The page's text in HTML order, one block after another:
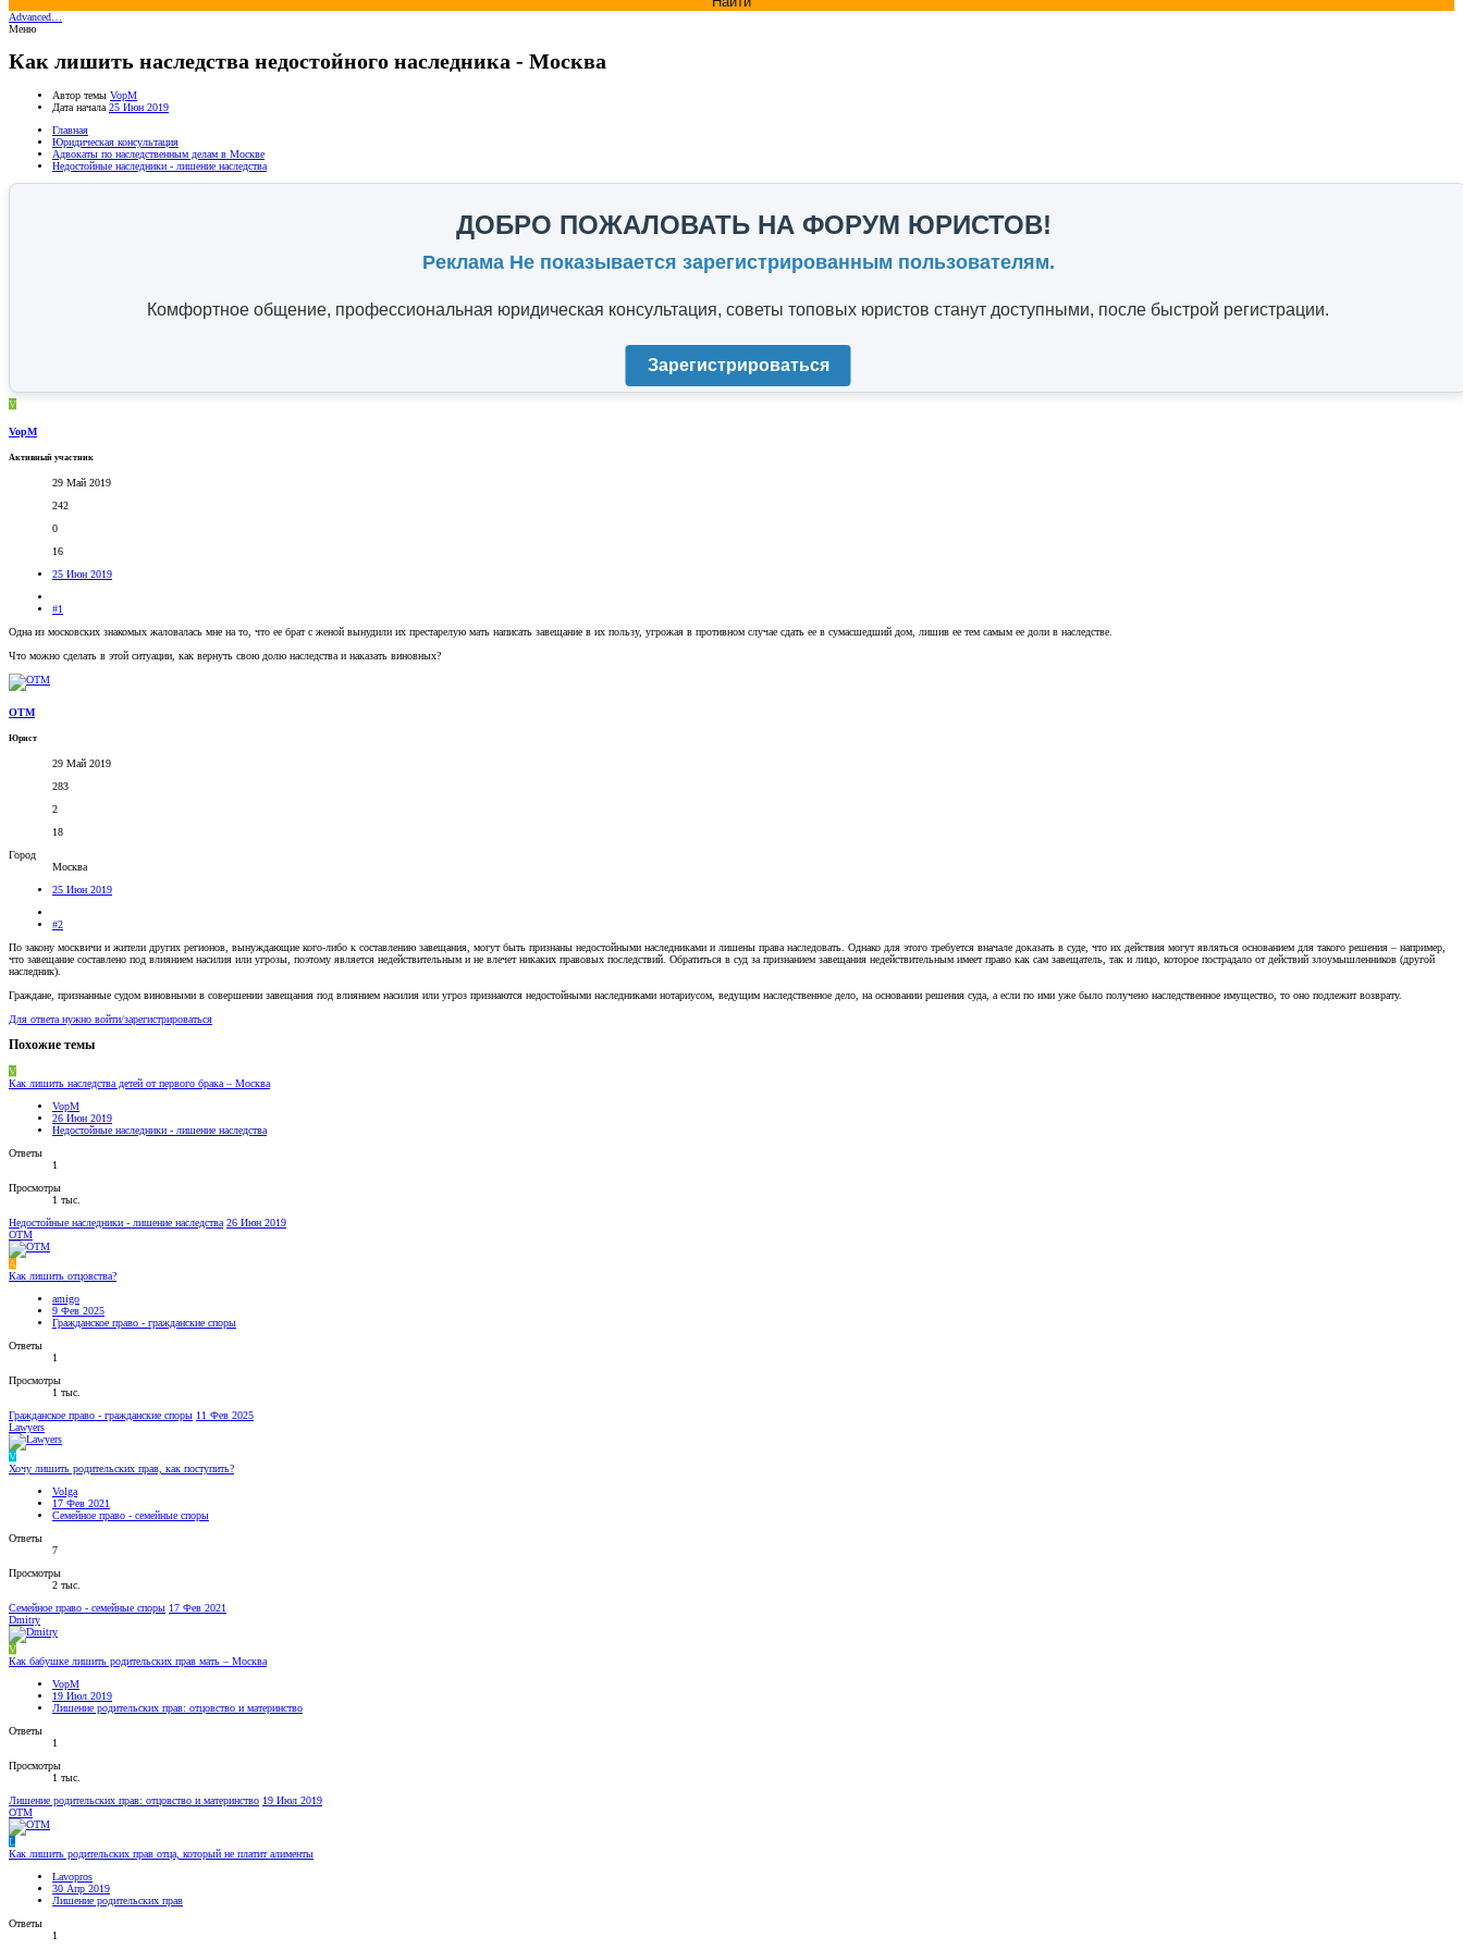
Advanced…
Меню
Как лишить наследства недостойного наследника - Москва
Автор темы VopM
Дата начала 25 Июн 2019
Главная
Юридическая консультация
Адвокаты по наследственным делам в Москве
Недостойные наследники - лишение наследства
ДОБРО ПОЖАЛОВАТЬ НА ФОРУМ ЮРИСТОВ!
Реклама Не показывается зарегистрированным пользователям.
Комфортное общение, профессиональная юридическая консультация, советы топовых юристов станут доступными, после быстрой регистрации.
Зарегистрироваться
V
VopM
Активный участник
29 Май 2019
242
0
16
25 Июн 2019
#1
Одна из московских знакомых жаловалась мне на то, что ее брат с женой вынудили их престарелую мать написать завещание в их пользу, угрожая в противном случае сдать ее в сумасшедший дом, лишив ее тем самым ее доли в наследстве.
Что можно сделать в этой ситуации, как вернуть свою долю наследства и наказать виновных?
OTM
Юрист
29 Май 2019
283
2
18
Город
Москва
25 Июн 2019
#2
По закону москвичи и жители других регионов, вынуждающие кого-либо к составлению завещания, могут быть признаны недостойными наследниками и лишены права наследовать. Однако для этого требуется вначале доказать в суде, что их действия могут являться основанием для такого решения – например,
что завещание составлено под влиянием насилия или угрозы, поэтому является недействительным и не влечет никаких правовых последствий. Обратиться в суд за признанием завещания недействительным имеет право как сам завещатель, так и лицо, которое пострадало от действий злоумышленников (другой
наследник).
Граждане, признанные судом виновными в совершении завещания под влиянием насилия или угроз признаются недостойными наследниками нотариусом, ведущим наследственное дело, на основании решения суда, а если по ими уже было получено наследственное имущество, то оно подлежит возврату.
Для ответа нужно войти/зарегистрироваться
Похожие темы
V
Как лишить наследства детей от первого брака – Москва
VopM
26 Июн 2019
Недостойные наследники - лишение наследства
Ответы
1
Просмотры
1 тыс.
Недостойные наследники - лишение наследства 26 Июн 2019
OTM
A
Как лишить отцовства?
amigo
9 Фев 2025
Гражданское право - гражданские споры
Ответы
1
Просмотры
1 тыс.
Гражданское право - гражданские споры 11 Фев 2025
Lawyers
V
Хочу лишить родительских прав, как поступить?
Volga
17 Фев 2021
Семейное право - семейные споры
Ответы
7
Просмотры
2 тыс.
Семейное право - семейные споры 17 Фев 2021
Dmitry
V
Как бабушке лишить родительских прав мать – Москва
VopM
19 Июл 2019
Лишение родительских прав: отцовство и материнство
Ответы
1
Просмотры
1 тыс.
Лишение родительских прав: отцовство и материнство 19 Июл 2019
OTM
L
Как лишить родительских прав отца, который не платит алименты
Lavopros
30 Апр 2019
Лишение родительских прав
Ответы
1